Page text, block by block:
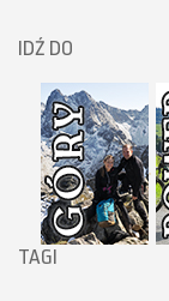
IDŹ DO
TAGI